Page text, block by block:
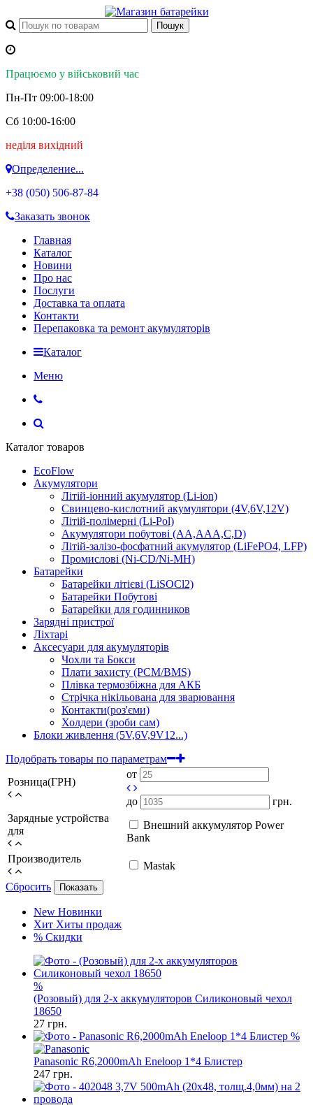
Працюємо у військовий час
Пн-Пт 09:00-18:00
Сб 10:00-16:00
неділя вихідний
Определение...
+38 (050) 506-87-84
Заказать звонок
Главная
Каталог
Новини
Про нас
Послуги
Доставка та оплата
Контакти
Перепаковка та ремонт акумуляторів
Каталог
Меню
Каталог товаров
EcoFlow
Акумулятори
Літій-іонний акумулятор (Li-ion)
Свинцево-кислотний акумулятори (4V,6V,12V)
Літій-полімерні (Li-Pol)
Акумулятори побутові (AA,AAA,C,D)
Літій-залізо-фосфатний акумулятор (LiFePO4, LFP)
Промислові (Ni-CD/Ni-MH)
Батарейки
Батарейки літієві (LiSOCl2)
Батарейки Побутові
Батарейки для годинников
Зарядні пристрої
Ліхтарі
Аксесуари для акумуляторів
Чохли та Бокси
Плати захисту (PCM/BMS)
Плівка термозбіжна для АКБ
Стрічка нікільована для зварювання
Контакти(роз'єми)
Холдери (зроби сам)
Блоки живлення (5V,6V,9V12...)
Подобрать товары по параметрам
Розница(ГРН)
от
до
грн.
Зарядные устройства
для
Внешний аккумулятор Power
Bank
Производитель
Mastak
Сбросить
Показать
New Новинки
Хит Хиты продаж
% Скидки
%
(Розовый) для 2-х аккумуляторов Силиконовый чехол
18650
27 грн.
%
Panasonic R6,2000mAh Eneloop 1*4 Блистер
247 грн.